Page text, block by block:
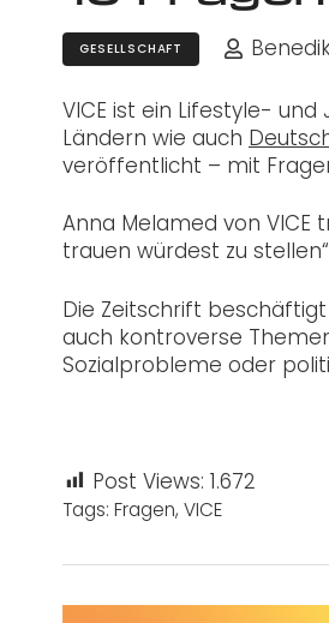
GESELLSCHAFT
VICE ist ein Lifestyle-
Ländern wie auch
veröffentlicht – mit
Anna Melamed von
trauen würdest zu
Die Zeitschrift
auch kontroverse
Sozialprobleme oder
Post Views: 1.672
Tags: Fragen, VICE